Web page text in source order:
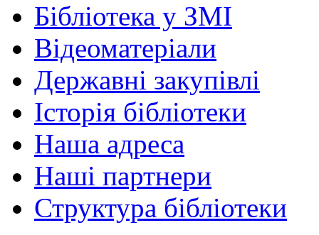
Бібліотека у ЗМІ
Відеоматеріали
Державні закупівлі
Історія бібліотеки
Наша адреса
Наші партнери
Структура бібліотеки